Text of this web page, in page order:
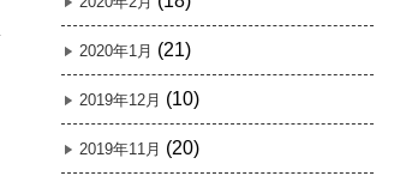
2020年1月 (21)
2019年12月 (10)
2019年11月 (20)